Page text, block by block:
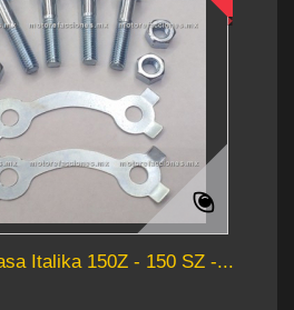
Italika 150Z - 150 SZ -...